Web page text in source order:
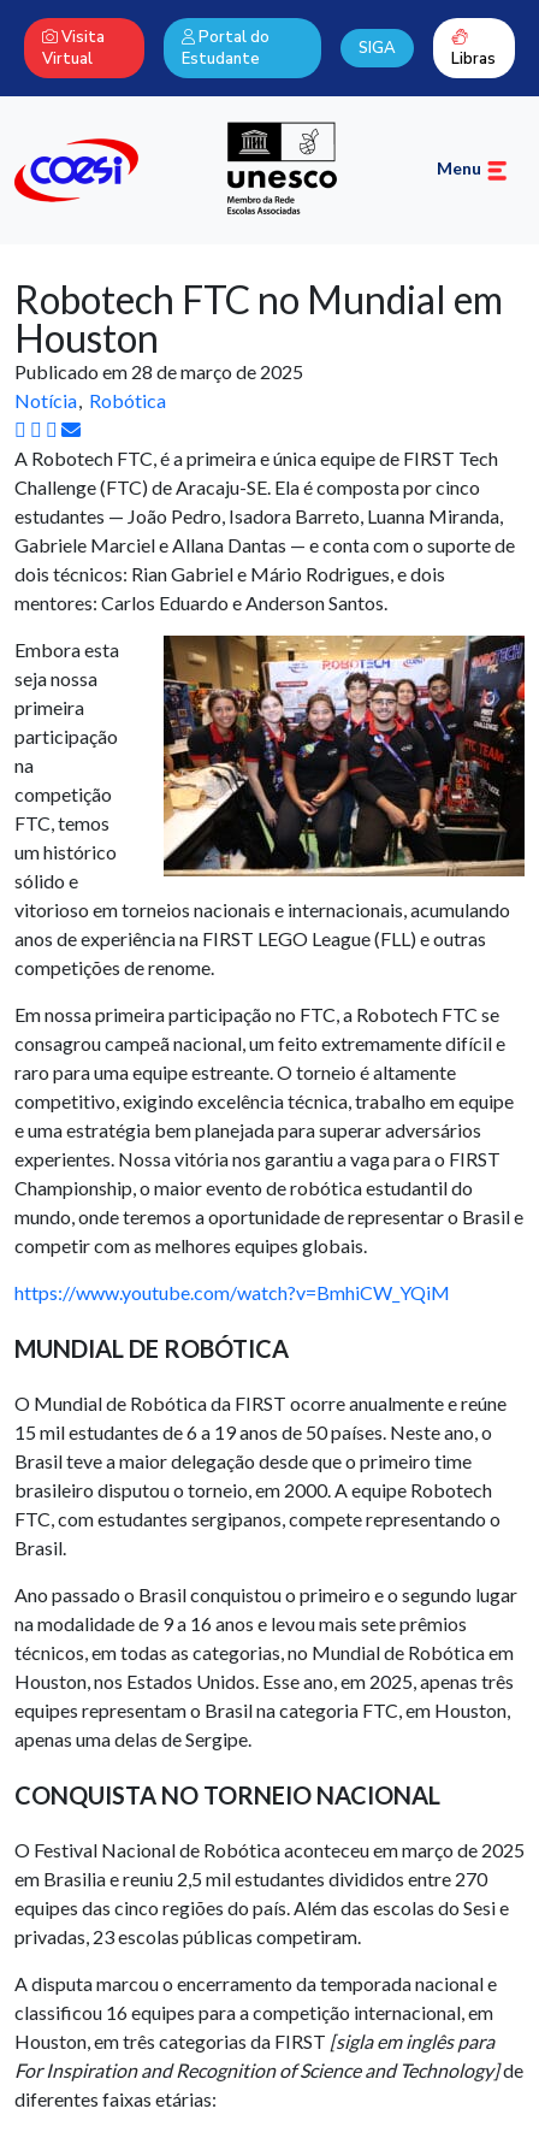
Visita
Virtual
Portal do
Estudante
SIGA Libras
Menu
Robotech FTC no Mundial em
Houston
Publicado em 28 de março de 2025
Notícia Robótica
A Robotech FTC, é a primeira e única equipe de FIRST Tech
Challenge (FTC) de Aracaju-SE. Ela é composta por cinco
estudantes — João Pedro, Isadora Barreto, Luanna Miranda,
Gabriele Marciel e Allana Dantas — e conta com o suporte de
dois técnicos: Rian Gabriel e Mário Rodrigues, e dois
mentores: Carlos Eduardo e Anderson Santos.
Embora esta
seja nossa
primeira
participação
na
competição
FTC, temos
um histórico
sólido e
vitorioso em torneios nacionais e internacionais, acumulando
anos de experiência na FIRST LEGO League (FLL) e outras
competições de renome.
Em nossa primeira participação no FTC, a Robotech FTC se
consagrou campeã nacional, um feito extremamente difícil e
raro para uma equipe estreante. O torneio é altamente
competitivo, exigindo excelência técnica, trabalho em equipe
e uma estratégia bem planejada para superar adversários
experientes. Nossa vitória nos garantiu a vaga para o FIRST
Championship, o maior evento de robótica estudantil do
mundo, onde teremos a oportunidade de representar o Brasil e
competir com as melhores equipes globais.
https://www.youtube.com/watch?v=BmhiCW_YQiM
MUNDIAL DE ROBÓTICA
O Mundial de Robótica da FIRST ocorre anualmente e reúne
15 mil estudantes de 6 a 19 anos de 50 países. Neste ano, o
Brasil teve a maior delegação desde que o primeiro time
brasileiro disputou o torneio, em 2000. A equipe Robotech
FTC, com estudantes sergipanos, compete representando o
Brasil.
Ano passado o Brasil conquistou o primeiro e o segundo lugar
na modalidade de 9 a 16 anos e levou mais sete prêmios
técnicos, em todas as categorias, no Mundial de Robótica em
Houston, nos Estados Unidos. Esse ano, em 2025, apenas três
equipes representam o Brasil na categoria FTC, em Houston,
apenas uma delas de Sergipe.
CONQUISTA NO TORNEIO NACIONAL
O Festival Nacional de Robótica aconteceu em março de 2025
em Brasilia e reuniu 2,5 mil estudantes divididos entre 270
equipes das cinco regiões do país. Além das escolas do Sesi e
privadas, 23 escolas públicas competiram.
A disputa marcou o encerramento da temporada nacional e
classificou 16 equipes para a competição internacional, em
Houston, em três categorias da FIRST [sigla em inglês para
For Inspiration and Recognition of Science and Technology]de
diferentes faixas etárias: